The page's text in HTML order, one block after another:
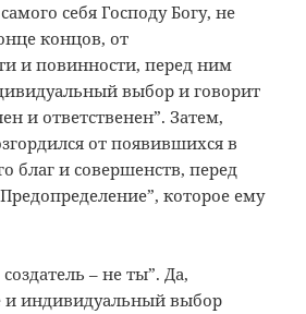
себя Господу Богу, не
концов, от
и повинности, перед ним
выбор и говорит
и ответственен”. Затем,
от появившихся в
благ и совершенств, перед
которое ему
– не ты”. Да,
и индивидуальный выбор